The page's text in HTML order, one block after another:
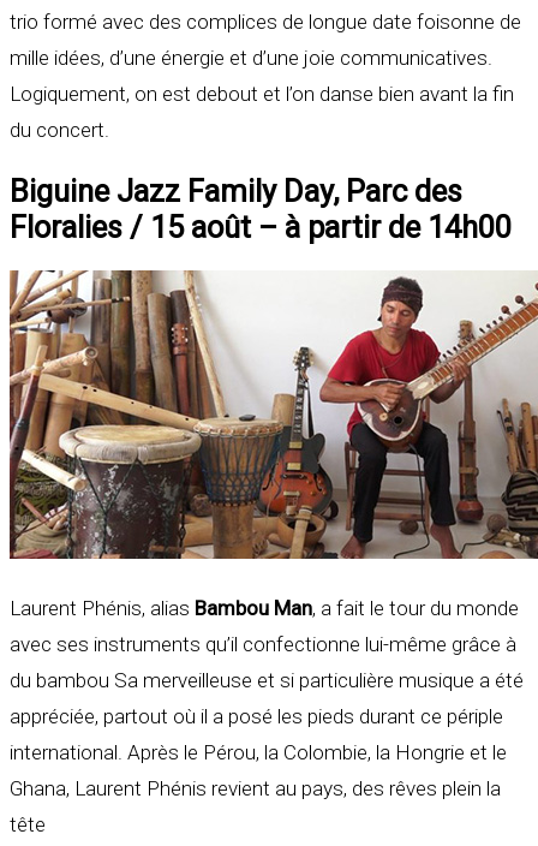
trio formé avec des complices de longue date foisonne de
mille idées, d’une énergie et d’une joie communicatives.
Logiquement, on est debout et l’on danse bien avant la fin
du concert.
Biguine Jazz Family Day, Parc des
Floralies / 15 août – à partir de 14h00
Laurent Phénis, alias Bambou Man, a fait le tour du monde
avec ses instruments qu’il confectionne lui-même grâce à
du bambou Sa merveilleuse et si particulière musique a été
appréciée, partout où il a posé les pieds durant ce périple
international. Après le Pérou, la Colombie, la Hongrie et le
Ghana, Laurent Phénis revient au pays, des rêves plein la
tête